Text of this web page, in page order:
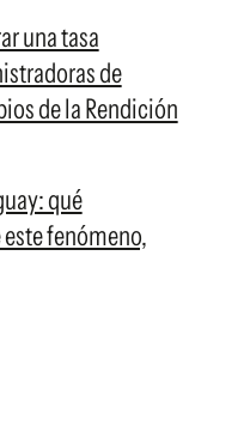
una tasa
de
de la Rendición
qué
fenómeno,